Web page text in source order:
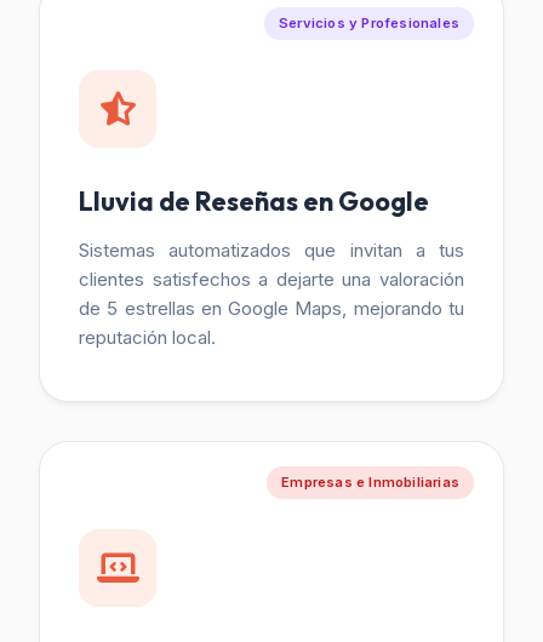
Servicios y Profesionales
Lluvia de Reseñas en Google
Sistemas automatizados que invitan a tus
clientes satisfechos a dejarte una valoración
de 5 estrellas en Google Maps, mejorando tu
reputación local.
Empresas e Inmobiliarias